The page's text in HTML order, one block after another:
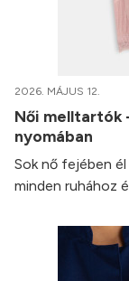
2026. MÁJUS 12.
Női melltartók
nyomában
Sok nő fejében
minden ruhához